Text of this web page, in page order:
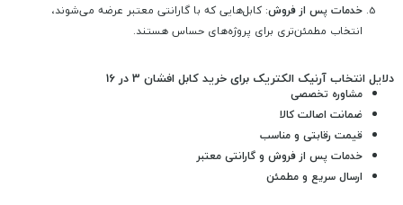
خدمات پس از فروش: کابل‌هایی که با گارانتی معتبر عرضه می‌شوند،
انتخاب مطمئن‌تری برای پروژه‌های حساس هستند.
دلایل انتخاب آرنیک الکتریک برای خرید کابل افشان 3 در 16
مشاوره تخصصی
ضمانت اصالت کالا
قیمت رقابتی و مناسب
خدمات پس از فروش و گارانتی معتبر
ارسال سریع و مطمئن